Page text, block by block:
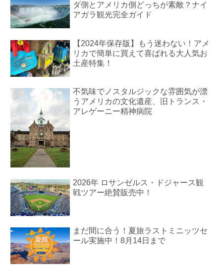
ダ側とアメリカ側どっちが素敵？ナイ
アガラ観光完全ガイド
【2024年保存版】もう迷わない！アメ
リカで簡単に買えて喜ばれる大人気お
土産特集！
不気味でノスタルジックな雰囲気が漂
うアメリカの文化遺産、旧トランス・
アレゲーニー精神病院
2026年 ロサンゼルス・ドジャース観
戦ツアー絶賛販売中！
まだ間に合う！夏旅ラストミニッツセ
ール実施中！8月14日まで